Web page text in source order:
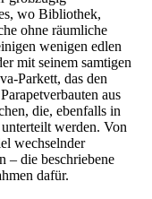
wo Bibliothek,
ohne räumliche
wenigen edlen
mit seinem samtigen
Parkett, das den
aus
die, ebenfalls in
werden. Von
wechselnder
– die beschriebene
dafür.